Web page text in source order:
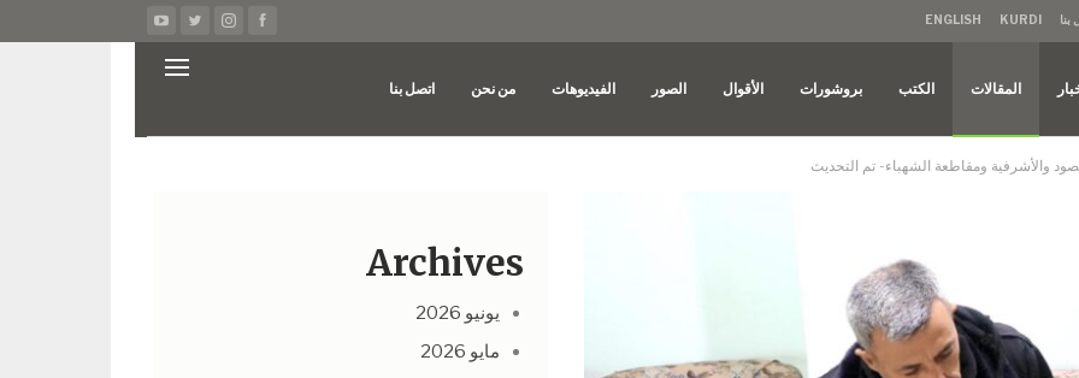
بنا KURDI
ENGLISH
المقالات الكتب بروشورات الأقوال الصور الفيديوهات من نحن اتصل بنا
والأشرفية ومقاطعة الشهباء- تم التحديث
Archives
يونيو 2026
مايو 2026